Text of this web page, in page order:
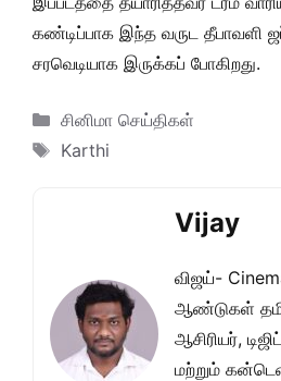
கண்டிப்பாக இந்த வருட தீபாவளி
சரவெடியாக இருக்கப் போகிறது.
Categories
சினிமா செய்திகள்
Tags
Karthi
Vijay
விஜய்-
ஆண்டுகள்
ஆசிரியர்,
மற்றும்